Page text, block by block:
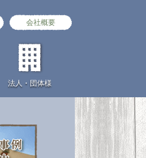
法人・団体様
会社概要